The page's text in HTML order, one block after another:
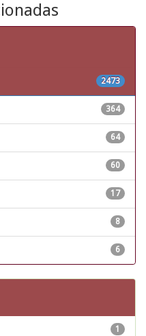
2473
364
64
60
17
8
6
1